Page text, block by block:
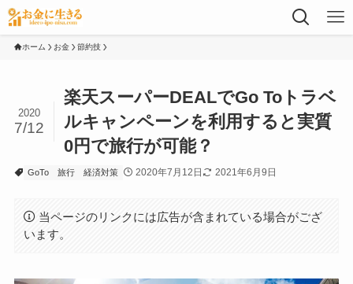
ホーム お金 節約技
楽天スーパーDEALでGo Toトラベ
ルキャンペーンを利用すると実質
0円で旅行が可能？
2020
7/12
GoTo 旅行 経済対策 2020年7月12日 2021年6月9日
当ページのリンクには広告が含まれている場合がござ
います。